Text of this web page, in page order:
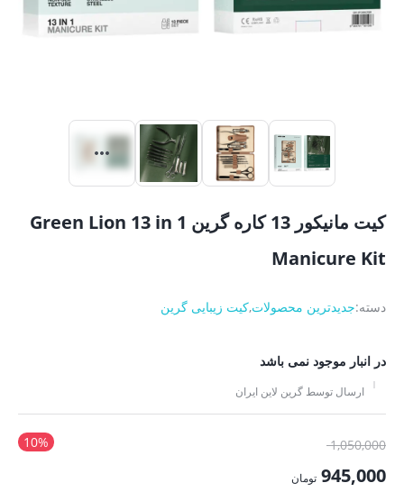
کیت مانیکور 13 کاره گرین Green Lion 13 in 1
Manicure Kit
دسته:جدیدترین محصولات,کیت زیبایی گرین
در انبار موجود نمی باشد
ارسال توسط گرین لاین ایران
10% 1,050,000قیمت
اصلی:945,000 تومان